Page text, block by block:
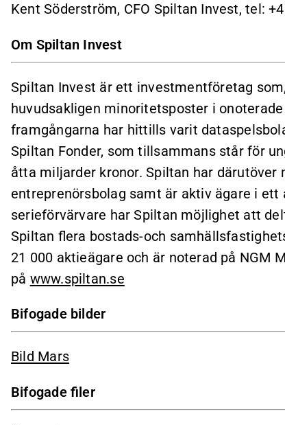
Kent Söderström, CFO Spiltan Invest, tel:
Om Spiltan Invest
Spiltan Invest är ett investmentföretag
huvudsakligen minoritetsposter i
framgångarna har hittills varit
Spiltan Fonder, som tillsammans står för
åtta miljarder kronor. Spiltan har
entreprenörsbolag samt är aktiv ägare i
serieförvärvare har Spiltan möjlighet att
Spiltan flera bostads-och
21 000 aktieägare och är noterad på NGM
på www.spiltan.se
Bifogade bilder
Bild Mars
Bifogade filer